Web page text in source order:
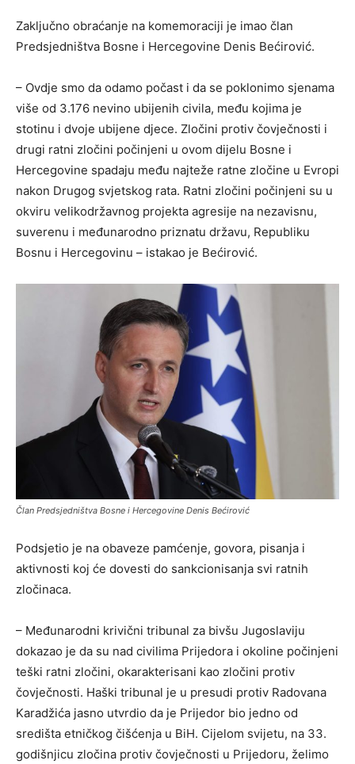
Zaključno obraćanje na komemoraciji je imao član
Predsjedništva Bosne i Hercegovine Denis Bećirović.
– Ovdje smo da odamo počast i da se poklonimo sjenama
više od 3.176 nevino ubijenih civila, među kojima je
stotinu i dvoje ubijene djece. Zločini protiv čovječnosti i
drugi ratni zločini počinjeni u ovom dijelu Bosne i
Hercegovine spadaju među najteže ratne zločine u Evropi
nakon Drugog svjetskog rata. Ratni zločini počinjeni su u
okviru velikodržavnog projekta agresije na nezavisnu,
suverenu i međunarodno priznatu državu, Republiku
Bosnu i Hercegovinu – istakao je Bećirović.
Član Predsjedništva Bosne i Hercegovine Denis Bećirović
Podsjetio je na obaveze pamćenje, govora, pisanja i
aktivnosti koj će dovesti do sankcionisanja svi ratnih
zločinaca.
– Međunarodni krivični tribunal za bivšu Jugoslaviju
dokazao je da su nad civilima Prijedora i okoline počinjeni
teški ratni zločini, okarakterisani kao zločini protiv
čovječnosti. Haški tribunal je u presudi protiv Radovana
Karadžića jasno utvrdio da je Prijedor bio jedno od
središta etničkog čišćenja u BiH. Cijelom svijetu, na 33.
godišnjicu zločina protiv čovječnosti u Prijedoru, želimo